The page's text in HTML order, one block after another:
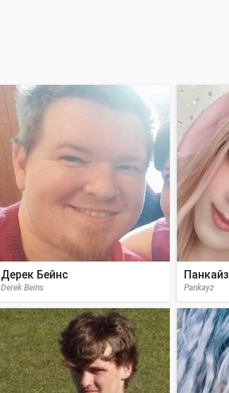
Дерек Бейнс
Derek Beins
Панкайз
Pankayz